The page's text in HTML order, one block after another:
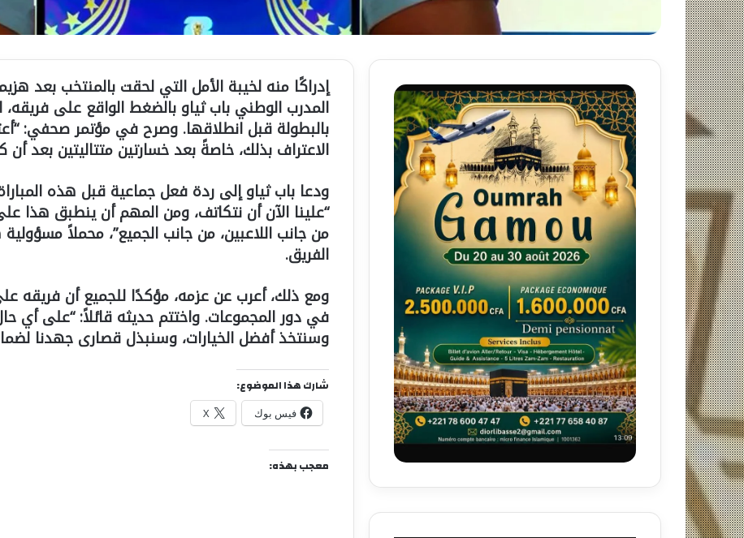
إدراكًا منه لخيبة الأمل التي لحقت بالمنتخب بعد
المدرب الوطني باب ثياو بالضغط الواقع على فريقه،
بالبطولة قبل انطلاقها. وصرح في مؤتمر صحفي:
الاعتراف بذلك، خاصةً بعد خسارتين متتاليتين بعد أن
ودعا باب ثياو إلى ردة فعل جماعية قبل هذه
“علينا الآن أن نتكاتف، ومن المهم أن ينطبق هذا
من جانب اللاعبين، من جانب الجميع”، محملاً
الفريق.
ومع ذلك، أعرب عن عزمه، مؤكدًا للجميع أن فريقه
في دور المجموعات. واختتم حديثه قائلاً: “على أي
وسنتخذ أفضل الخيارات، وسنبذل قصارى جهدنا
شارك هذا الموضوع:
فيس بوك X
معجب بهذه: